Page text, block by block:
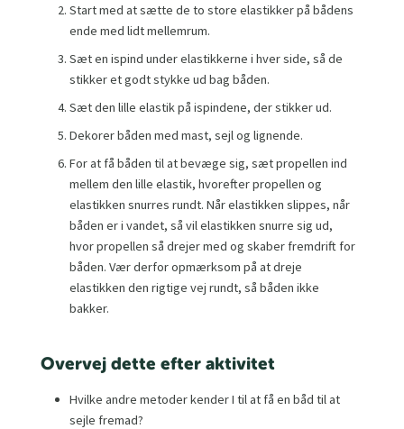
Start med at sætte de to store elastikker på bådens
ende med lidt mellemrum.
Sæt en ispind under elastikkerne i hver side, så de
stikker et godt stykke ud bag båden.
Sæt den lille elastik på ispindene, der stikker ud.
Dekorer båden med mast, sejl og lignende.
For at få båden til at bevæge sig, sæt propellen ind
mellem den lille elastik, hvorefter propellen og
elastikken snurres rundt. Når elastikken slippes, når
båden er i vandet, så vil elastikken snurre sig ud,
hvor propellen så drejer med og skaber fremdrift for
båden. Vær derfor opmærksom på at dreje
elastikken den rigtige vej rundt, så båden ikke
bakker.
Overvej dette efter aktivitet
Hvilke andre metoder kender I til at få en båd til at
sejle fremad?